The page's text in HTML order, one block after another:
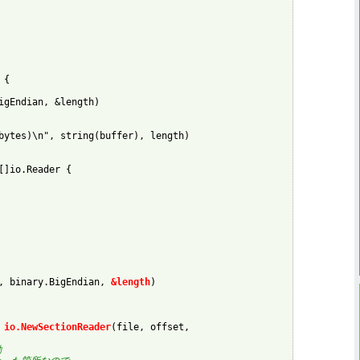
{
&length)
string(buffer), length)
{
&length)
io.NewSectionReader(file, offset,